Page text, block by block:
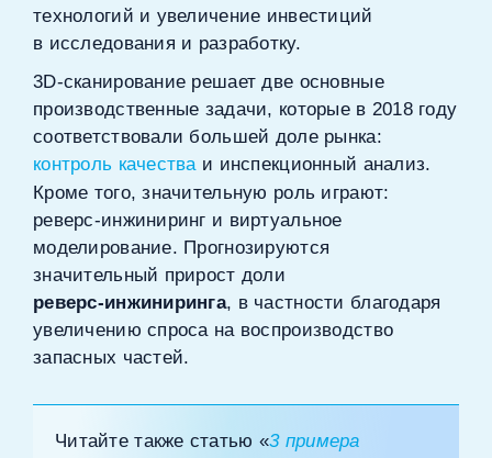
технологий и увеличение инвестиций
в исследования и разработку.
3D‑сканирование решает две основные
производственные задачи, которые в 2018 году
соответствовали большей доле рынка:
контроль качестваи инспекционный анализ.
Кроме того, значительную роль играют:
реверс‑инжиниринг и виртуальное
моделирование. Прогнозируются
значительный прирост доли
реверс‑инжиниринга, в частности благодаря
увеличению спроса на воспроизводство
запасных частей.
Читайте также статью «3 примера